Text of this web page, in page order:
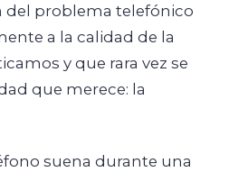
del problema telefónico
a la calidad de la
y que rara vez se
que merece: la
suena durante una